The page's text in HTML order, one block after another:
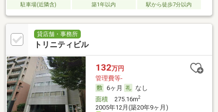
駐車場(近隣含)
築1年以内 駅から徒歩7分以内
貸店舗・事務所
トリニティビル
132万円
管理費等-
6ヶ月
なし
面積275.16m2
2005年12月(築20年9ヶ月)